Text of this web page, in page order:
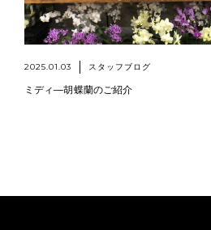
2025.01.03 スタッフブログ
ミディ―胡蝶蘭のご紹介